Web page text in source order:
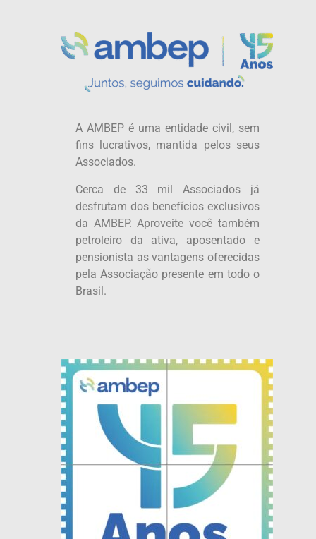
A AMBEP é uma entidade civil, sem
fins lucrativos, mantida pelos seus
Associados.
Cerca de 33 mil Associados já
desfrutam dos benefícios exclusivos
da AMBEP. Aproveite você também
petroleiro da ativa, aposentado e
pensionista as vantagens oferecidas
pela Associação presente em todo o
Brasil.